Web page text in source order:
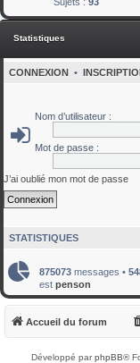
Statistiques
CONNEXION •
Nom d’utilisateur :
Mot de passe :
J’ai oublié mon mot de passe
STATISTIQUES
875073 messages •
est penson
Accueil du forum
Développé parphpBB®